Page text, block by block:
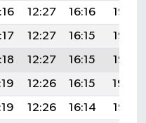
12:27 16:16
19:28
12:27 16:15
19:27
12:27 16:15
19:26
12:26 16:15
19:24
12:26 16:14
19:23